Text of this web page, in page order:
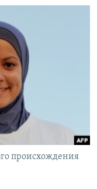
происхождения